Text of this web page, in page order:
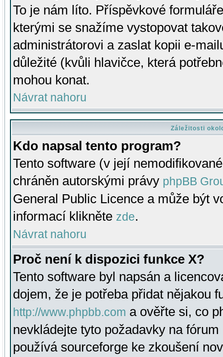
To je nám líto. Příspěvkové
kterými se snažíme vystopovat
administrátorovi a zaslat kopii e-
důležité (kvůli hlavičce, která
mohou konat.
Návrat nahoru
Záležitosti
Kdo napsal tento program?
Tento software (v její
chráněn autorskými právy phpBB
General Public Licence a může být
informací klikněte zde.
Návrat nahoru
Proč není k dispozici funkce X?
Tento software byl napsán a
dojem, že je potřeba přidat nějakou
http://www.phpbb.com a ověřte si, co
nevkládejte tyto požadavky na
používá sourceforge ke zkoušení